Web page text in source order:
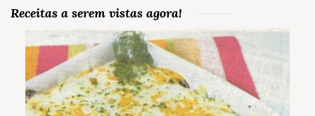
Receitas a serem vistas agora!